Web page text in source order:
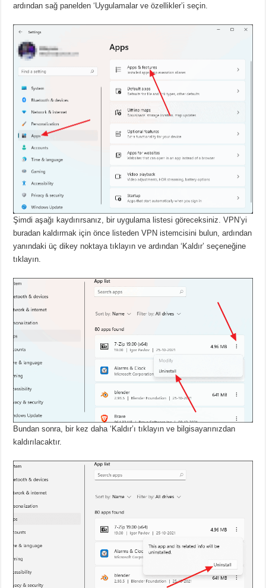
ardından sağ panelden ‘Uygulamalar ve özellikler’i seçin.
Şimdi aşağı kaydırırsanız, bir uygulama listesi göreceksiniz.VPN’yi
buradan kaldırmak için önce listeden VPN istemcisini bulun, ardından
yanındaki üç dikey noktaya tıklayın ve ardından ‘Kaldır’ seçeneğine
tıklayın.
Bundan sonra, bir kez daha ‘Kaldır’ı tıklayın ve bilgisayarınızdan
kaldırılacaktır.